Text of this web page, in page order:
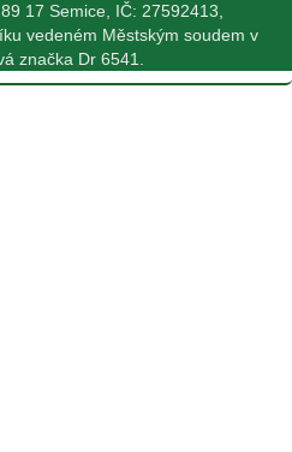
17 Semice, IČ: 27592413,
vedeném Městským soudem v
značka Dr 6541.